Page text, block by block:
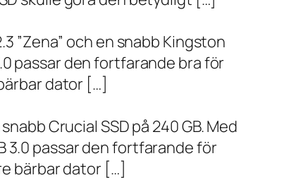
”Zena” och en snabb Kingston
passar den fortfarande bra för
dator […]
Crucial SSD på 240 GB. Med
3.0 passar den fortfarande för
bärbar dator […]